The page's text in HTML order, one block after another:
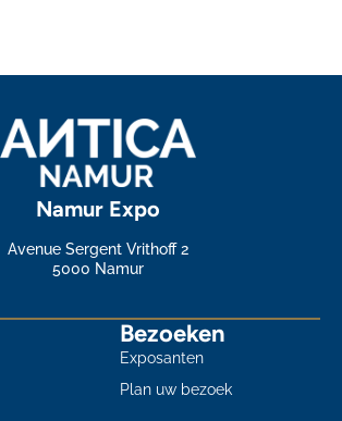
Namur Expo
Avenue Sergent Vrithoff 2
5000 Namur
Bezoeken
Exposanten
Plan uw bezoek